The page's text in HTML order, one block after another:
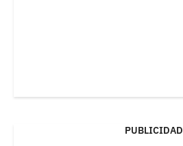
PUBLICIDAD